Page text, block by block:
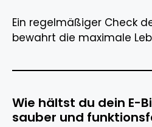
Ein regelmäßiger Check
bewahrt die maximale
Wie hältst du dein E-
sauber und